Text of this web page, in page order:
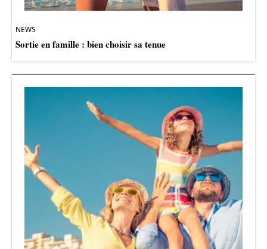
NEWS
Sortie en famille : bien choisir sa tenue